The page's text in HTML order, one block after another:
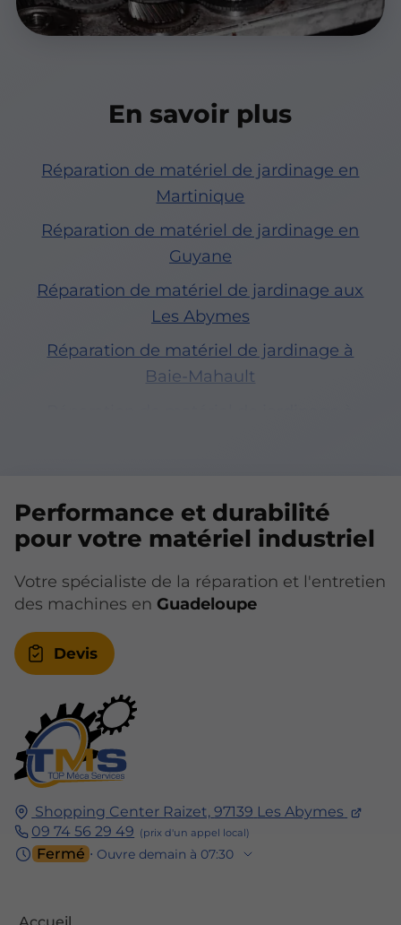
En savoir plus
Réparation de matériel de jardinage en
Martinique
Réparation de matériel de jardinage en
Guyane
Réparation de matériel de jardinage aux
Les Abymes
Réparation de matériel de jardinage à
Baie-Mahault
Comment réparer une tondeuse à gazon
Où faire réparer mon taille-haie
électrique en Guadeloupe ?
Coût de la réparation d'une
tronçonneuse thermique en Guadeloupe.
Pièces détachées pour matériel de
jardinage en Guadeloupe.
Shopping Center Raizet, 97139 Les Abymes
09 74 56 29 49
Fermé ⋅ Ouvre demain à 07:30
Performance et durabilité
pour votre matériel industriel
Votre spécialiste de la réparation et l'entretien
des machines en Guadeloupe
Devis